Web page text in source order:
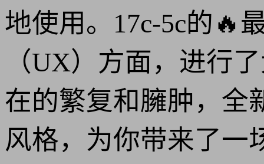
地使用。17c-5c的🔥
（UX）方面，进行
在的繁复和臃肿，全
风格，为你带来了一